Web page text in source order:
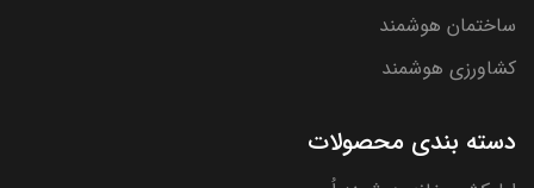
ساختمان هوشمند
کشاورزی هوشمند
دسته بندی محصولات